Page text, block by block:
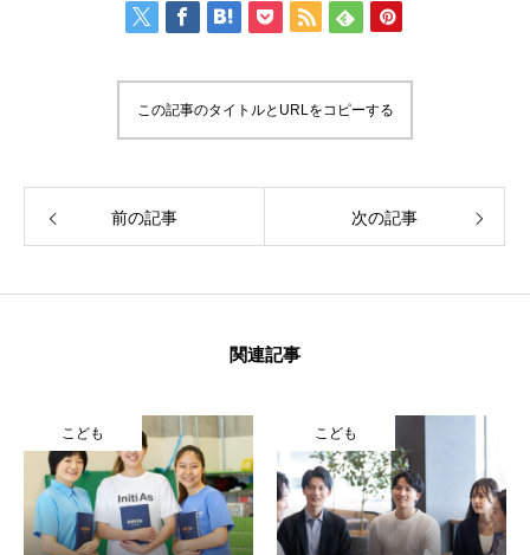
この記事のタイトルとURLをコピーする
前の記事 次の記事
関連記事
こども こども